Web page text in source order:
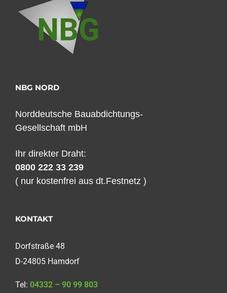
NBG NORD
Norddeutsche Bauabdichtungs-
Gesellschaft mbH
Ihr direkter Draht:
0800 222 33 239
( nur kostenfrei aus dt.Festnetz )
KONTAKT
Dorfstraße 48
D-24805 Hamdorf
Tel: 04332 – 90 99 803